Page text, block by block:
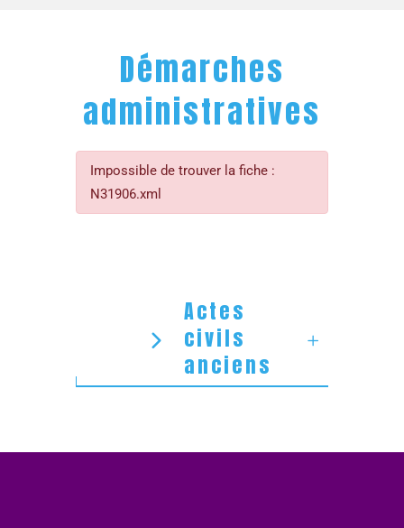
Démarches
administratives
Impossible de trouver la fiche :
N31906.xml
Actes
civils
anciens